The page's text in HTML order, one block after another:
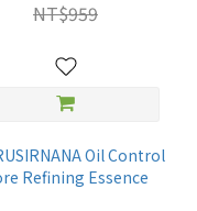
NT$959